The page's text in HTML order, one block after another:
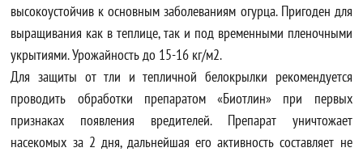
высокоустойчив к основным заболеваниям огурца. Пригоден для
выращивания как в теплице, так и под временными пленочными
укрытиями. Урожайность до 15-16 кг/м2.
Для защиты от тли и тепличной белокрылки рекомендуется
проводить обработки препаратом «Биотлин» при первых
признаках появления вредителей. Препарат уничтожает
насекомых за 2 дня, дальнейшая его активность составляет не